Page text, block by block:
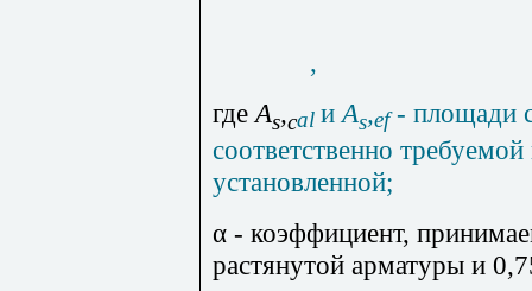
,
где As,cal и As,ef- площади
соответственно
установленной;
α - коэффициент,
растянутой арматуры и